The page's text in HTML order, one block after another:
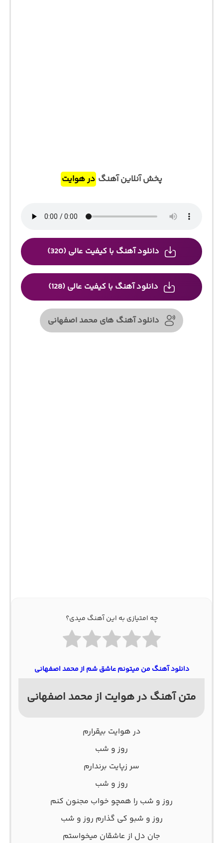
پخش آنلاین آهنگ در هوایت
دانلود آهنگ با کیفیت عالی (320)
دانلود آهنگ با کیفیت عالی (128)
دانلود آهنگ های محمد اصفهانی
چه امتیازی به این آهنگ میدی؟
دانلود آهنگ من میتونم عاشق شم از محمد اصفهانی
متن آهنگ در هوایت از محمد اصفهانی
در هوایت بیقرارم
روز و شب
سر زپایت برندارم
روز و شب
روز و شب را همچو خواب مجنون کنم
روز و شبو کی گذارم روز و شب
جان دل از عاشقان میخواستم